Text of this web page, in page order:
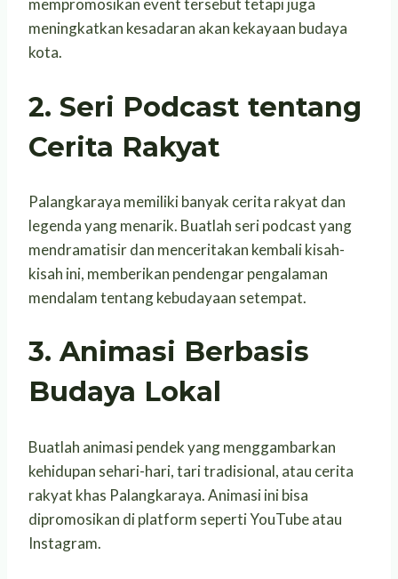
mempromosikan event tersebut tetapi juga
meningkatkan kesadaran akan kekayaan budaya
kota.
2. Seri Podcast tentang
Cerita Rakyat
Palangkaraya memiliki banyak cerita rakyat dan
legenda yang menarik. Buatlah seri podcast yang
mendramatisir dan menceritakan kembali kisah-
kisah ini, memberikan pendengar pengalaman
mendalam tentang kebudayaan setempat.
3. Animasi Berbasis
Budaya Lokal
Buatlah animasi pendek yang menggambarkan
kehidupan sehari-hari, tari tradisional, atau cerita
rakyat khas Palangkaraya. Animasi ini bisa
dipromosikan di platform seperti YouTube atau
Instagram.